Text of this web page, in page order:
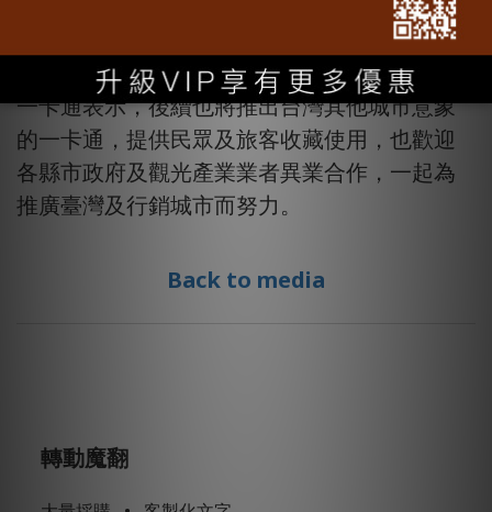
界，也讓世界進一步認識台灣這塊美麗的寶
島。
一卡通表示，後續也將推出台灣其他城市意象
的一卡通，提供民眾及旅客收藏使用，也歡迎
各縣市政府及觀光產業業者異業合作，一起為
推廣臺灣及行銷城市而努力。
Back to media
轉動魔翻